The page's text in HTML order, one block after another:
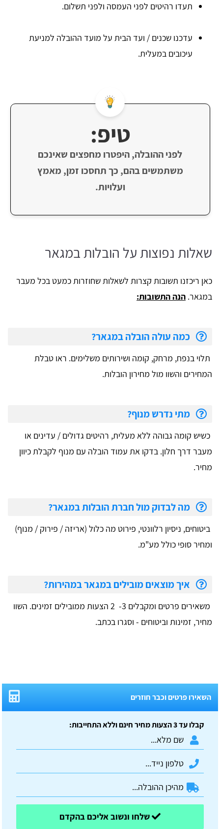
תעדו רהיטים לפני העמסה ולפני תשלום.
עדכנו שכנים / ועד הבית על מועד ההובלה למניעת
עיכובים במעלית.
טיפ:
לפני ההובלה, היפטרו מחפצים שאינכם
משתמשים בהם, כך תחסכו זמן, מאמץ
ועלויות.
​שאלות נפוצות על הובלות במגאר
כאן ריכזנו תשובות קצרות לשאלות שחוזרות כמעט בכל מעבר
במגאר. הנה התשובות:
כמה עולה הובלה במגאר?
תלוי בנפח, מרחק, קומה ושירותים משלימים. ראו טבלת
המחירים והשוו מול מחירון הובלות.
מתי נדרש מנוף?
כשיש קומה גבוהה ללא מעלית, רהיטים גדולים / עדינים או
מעבר דרך חלון. בדקו את עמוד הובלה עם מנוף לקבלת כיוון
מחיר.
מה לבדוק מול חברת הובלות במגאר?
ביטוחים, ניסיון רלוונטי, פירוט מה כלול (אריזה / פירוק / מנוף)
ומחיר סופי כולל מע"מ.
איך מוצאים מובילים במגאר במהירות?
משאירים פרטים ומקבלים 3- 2 הצעות ממובילים זמינים. השוו
מחיר, זמינות וביטוחים - וסגרו בכתב.
השאירו פרטים וכבר חוזרים
קבלו עד 3 הצעות מחיר חינם וללא התחייבות: